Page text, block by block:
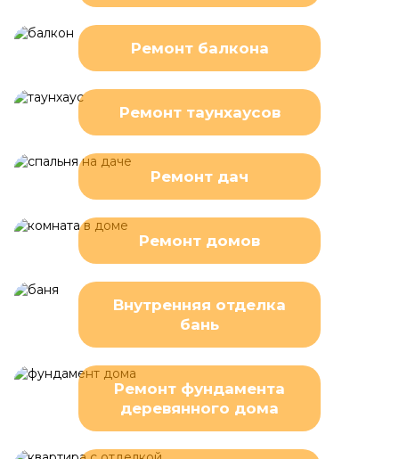
Ремонт балкона
Ремонт таунхаусов
Ремонт дач
Ремонт домов
Внутренняя отделка
бань
Ремонт фундамента
деревянного дома